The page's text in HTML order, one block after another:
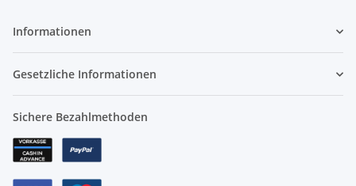
Informationen
Gesetzliche Informationen
Sichere Bezahlmethoden